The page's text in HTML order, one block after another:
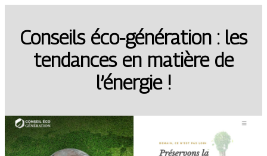
Conseils éco-génération : les
tendances en matière de
l’énergie !